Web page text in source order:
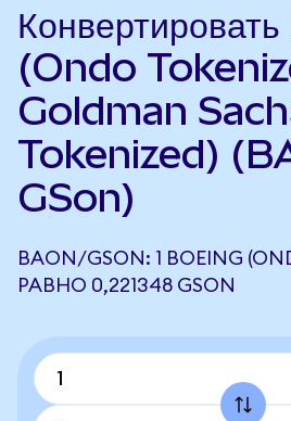
(Ondo
Goldman
Tokenized)
GSon)
BAON/GSON: 1 BOEING
РАВНО 0,221348 GSON